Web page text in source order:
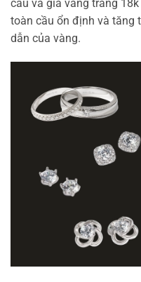
cầu và giá vàng trắng
toàn cầu ổn định và tăng
dẫn của vàng.